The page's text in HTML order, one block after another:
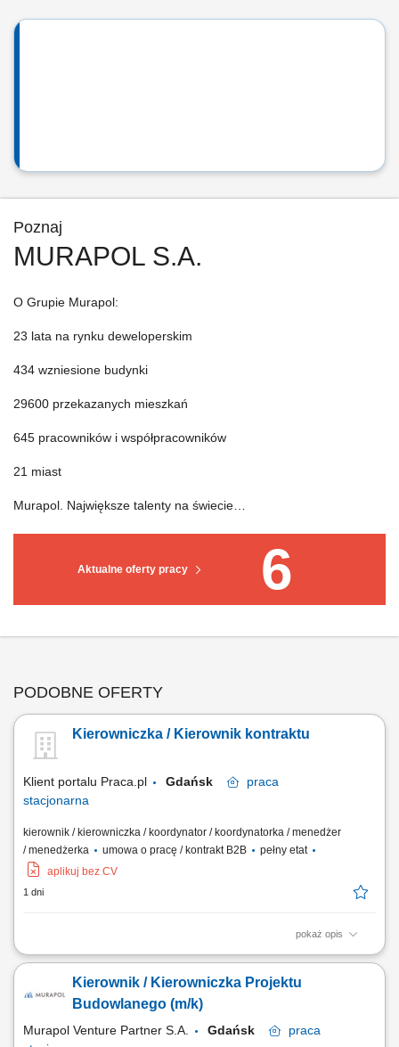
Poznaj
MURAPOL S.A.
Aktualne oferty pracy 6
O Grupie Murapol:
23 lata na rynku deweloperskim
434 wzniesione budynki
29600 przekazanych mieszkań
645 pracowników i współpracowników
21 miast
Murapol. Największe talenty na świecie…
PODOBNE OFERTY
Kierowniczka / Kierownik kontraktu
Klient portalu Praca.pl Gdańsk
praca
stacjonarna
kierownik / kierowniczka / koordynator / koordynatorka / menedżer
/ menedżerka
umowa o pracę / kontrakt B2B
pełny etat
aplikuj bez CV
1 dni
pokaż opis
Kompleksowe prowadzenie i koordynacja robót elektrycznych od etapu
podwykonawców. Nadzór nad jakością, terminowością i zgodnością
prac z dokumentacją oraz przepisami BHP. Opracowywanie
Kierownik / Kierowniczka Projektu
Budowlanego (m/k)
Murapol Venture Partner S.A. Gdańsk
praca